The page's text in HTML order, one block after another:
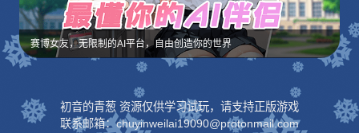
赛博女友，无限制的AI平台，自由创造你的世界
初音的青葱 资源仅供学习试玩，请支持正版游戏
联系邮箱：chuyinweilai19090@protonmail.com